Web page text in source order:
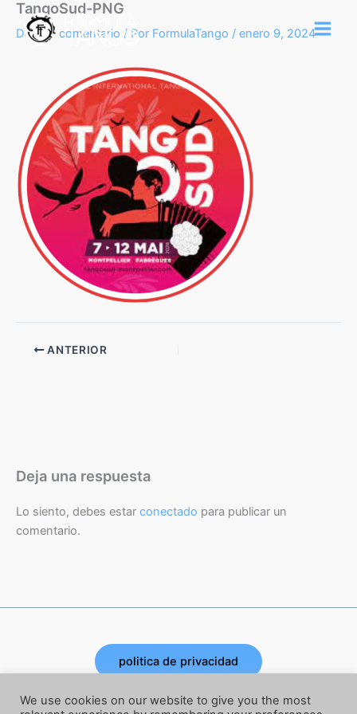
contenido
TangoSud-PNG
Deja un comentario / Por FormulaTango / enero 9, 2024
ANTERIOR
Deja una respuesta
Lo siento, debes estar conectado para publicar un
comentario.
politica de privacidad
Copyright © 2026 | Powered by Joe Corbata
We use cookies on our website to give you the most